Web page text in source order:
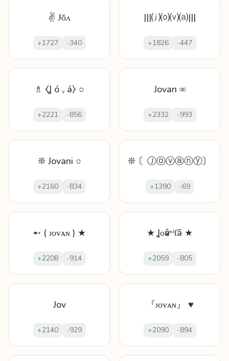
✌ Ɉǒʌ
+1727 -340
|||⒥⒪⒱⒜|||
+1826 -447
♗ ⧼Ʝ ó ᵥ á⧽ ○
+2221 -856
Jovan ∞
+2332 -993
❊ Jovani ○
+2160 -834
❊ 〘Ⓙⓞⓥⓐⓝⓨ〙
+1390 -69
➸ ( ᴊᴏᴠᴀɴ ) ★
+2208 -914
★ Ʝοѵâᶰⁱƭã ★
+2059 -805
Jov
+2140 -929
『ᴊᴏᴠᴀɴ』 ♥
+2090 -894